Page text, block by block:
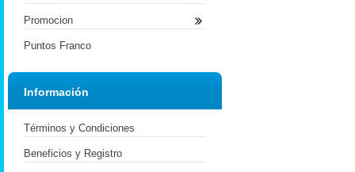
Promocion
Puntos Franco
Información
Términos y Condiciones
Beneficios y Registro